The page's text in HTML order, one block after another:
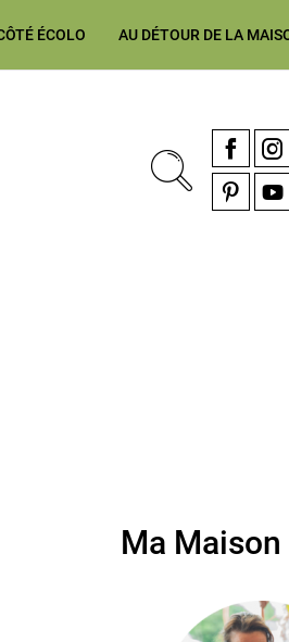
ÉCOLO AU DÉTOUR DE LA
& décoration Alsace, Franche-
Ma